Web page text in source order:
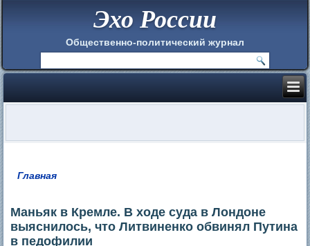
Эхо России
Общественно-политический журнал
Главная
Маньяк в Кремле. В ходе суда в Лондоне
выяснилось, что Литвиненко обвинял Путина
в педофилии